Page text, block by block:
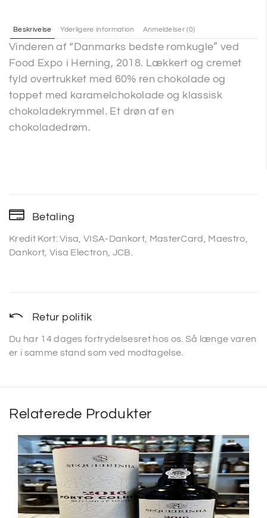
Beskrivelse Yderligere information Anmeldelser (0)
Vinderen af “Danmarks bedste romkugle” ved
Food Expo i Herning, 2018. Lækkert og cremet
fyld overtrukket med 60% ren chokolade og
toppet med karamelchokolade og klassisk
chokoladekrymmel. Et drøn af en
chokoladedrøm.
Betaling
Kredit Kort: Visa, VISA-Dankort, MasterCard, Maestro,
Dankort, Visa Electron, JCB.
Retur politik
Du har 14 dages fortrydelsesret hos os. Så længe varen
er i samme stand som ved modtagelse.
Relaterede Produkter